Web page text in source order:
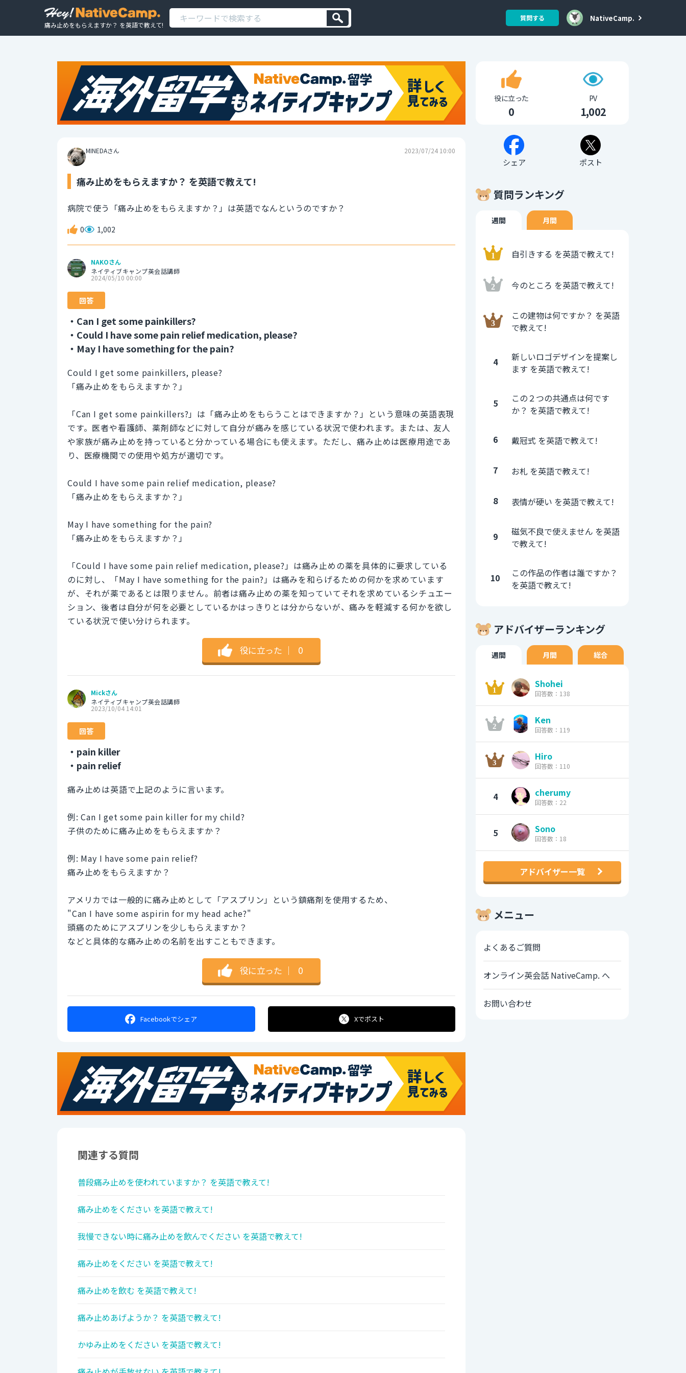
痛み止めをもらえますか？ を英語で教えて!
質問する NativeCamp.
MINEDAさん 2023/07/24 10:00
痛み止めをもらえますか？ を英語で教えて!
病院で使う「痛み止めをもらえますか？」は英語でなんというのですか？
0 1,002
NAKOさん
ネイティブキャンプ英会話講師
2024/05/10 00:00
回答
・Can I get some painkillers?
・Could I have some pain relief medication, please?
・May I have something for the pain?
Could I get some painkillers, please?
「痛み止めをもらえますか？」
「Can I get some painkillers?」は「痛み止めをもらうことはできますか？」という意味の英語表現
です。医者や看護師、薬剤師などに対して自分が痛みを感じている状況で使われます。または、友人
や家族が痛み止めを持っていると分かっている場合にも使えます。ただし、痛み止めは医療用途であ
り、医療機関での使用や処方が適切です。
Could I have some pain relief medication, please?
「痛み止めをもらえますか？」
May I have something for the pain?
「痛み止めをもらえますか？」
「Could I have some pain relief medication, please?」は痛み止めの薬を具体的に要求している
のに対し、「May I have something for the pain?」は痛みを和らげるための何かを求めています
が、それが薬であるとは限りません。前者は痛み止めの薬を知っていてそれを求めているシチュエー
ション、後者は自分が何を必要としているかはっきりとは分からないが、痛みを軽減する何かを欲し
ている状況で使い分けられます。
役に立った ｜ 0
Mickさん
ネイティブキャンプ英会話講師
2023/10/04 14:01
回答
・pain killer
・pain relief
痛み止めは英語で上記のように言います。
例: Can I get some pain killer for my child?
子供のために痛み止めをもらえますか？
例: May I have some pain relief?
痛み止めをもらえますか？
アメリカでは一般的に痛み止めとして「アスプリン」という鎮痛剤を使用するため、
"Can I have some aspirin for my head ache?"
頭痛のためにアスプリンを少しもらえますか？
などと具体的な痛み止めの名前を出すこともできます。
役に立った ｜ 0
Facebookでシェア Xでポスト
関連する質問
普段痛み止めを使われていますか？ を英語で教えて!
痛み止めをください を英語で教えて!
我慢できない時に痛み止めを飲んでください を英語で教えて!
痛み止めをください を英語で教えて!
痛み止めを飲む を英語で教えて!
痛み止めあげようか？ を英語で教えて!
かゆみ止めをください を英語で教えて!
役に立った
0
PV
1,002
シェア ポスト
質問ランキング
週間 月間
自引きする を英語で教えて!
今のところ を英語で教えて!
この建物は何ですか？ を英語
で教えて!
4
新しいロゴデザインを提案し
ます を英語で教えて!
5
この２つの共通点は何です
か？ を英語で教えて!
6 戴冠式 を英語で教えて!
7 お札 を英語で教えて!
8 表情が硬い を英語で教えて!
9
磁気不良で使えません を英語
で教えて!
10
この作品の作者は誰ですか？
を英語で教えて!
アドバイザーランキング
週間 月間 総合
Shohei
回答数：138
Ken
回答数：119
Hiro
回答数：110
4 cherumy
回答数：22
5 Sono
回答数：18
アドバイザー一覧
メニュー
よくあるご質問
オンライン英会話 NativeCamp. へ
お問い合わせ